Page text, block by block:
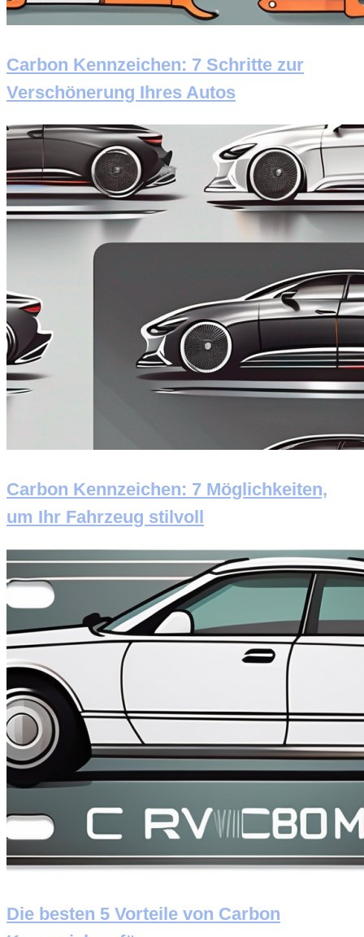
Carbon Kennzeichen: 7 Schritte zur
Verschönerung Ihres Autos
Carbon Kennzeichen: 7 Möglichkeiten,
um Ihr Fahrzeug stilvoll
Die besten 5 Vorteile von Carbon